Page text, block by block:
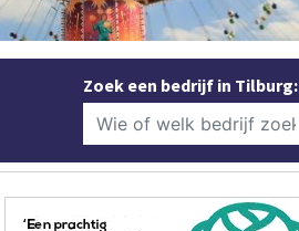
Zoek een bedrijf in Tilburg: